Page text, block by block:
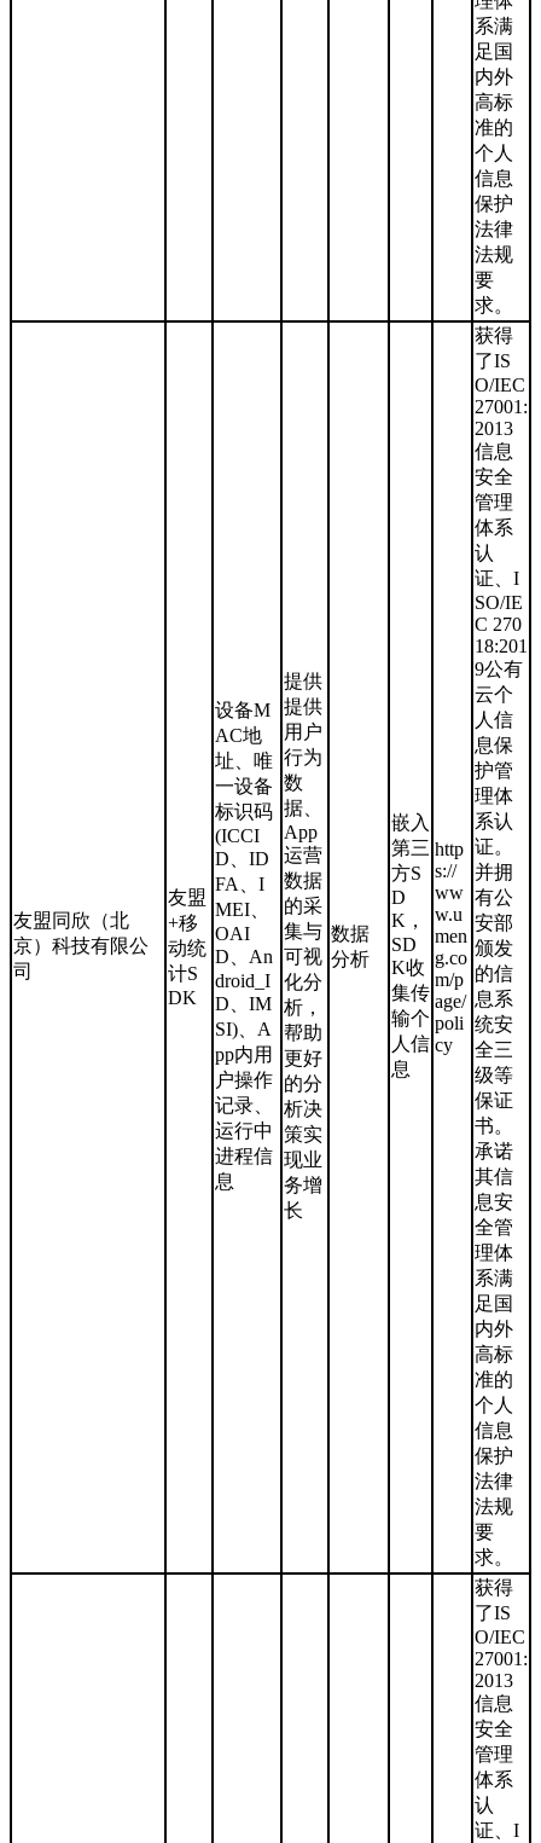
系满
足国
内外
高标
准的
个人
信息
保护
法律
法规
要
求。
友盟同欣（北
京）科技有限公
司
友盟
+移
动统
计S
DK
设备M
AC地
址、唯
一设备
标识码
(ICCI
D、ID
FA、I
MEI、
OAI
D、An
droid_I
D、IM
SI)、A
pp内用
户操作
记录、
运行中
进程信
息
提供
提供
用户
行为
数
据、
App
运营
数据
的采
集与
可视
化分
析，
帮助
更好
的分
析决
策实
现业
务增
长
数据
分析
嵌入
第三
方S
D
K，
SD
K收
集传
输个
人信
息
http
s://
ww
w.u
men
g.co
m/p
age/
poli
cy
获得
了IS
O/IEC
27001:
2013
信息
安全
管理
体系
认
证、I
SO/IE
C 270
18:201
9公有
云个
人信
息保
护管
理体
系认
证。
并拥
有公
安部
颁发
的信
息系
统安
全三
级等
保证
书。
承诺
其信
息安
全管
理体
系满
足国
内外
高标
准的
个人
信息
保护
法律
法规
要
求。
获得
了IS
O/IEC
27001:
2013
信息
安全
管理
体系
认
证、I